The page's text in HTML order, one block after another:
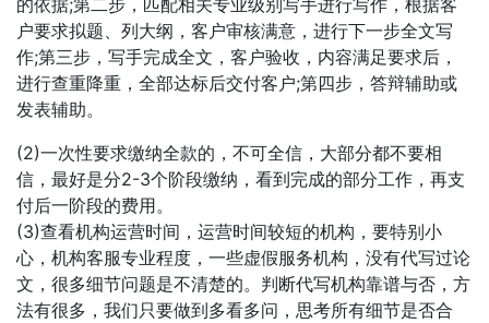
的依据;第二步，匹配相关专业级别写手进行写作，根据客
户要求拟题、列大纲，客户审核满意，进行下一步全文写
作;第三步，写手完成全文，客户验收，内容满足要求后，
进行查重降重，全部达标后交付客户;第四步，答辩辅助或
发表辅助。
(2)一次性要求缴纳全款的，不可全信，大部分都不要相
信，最好是分2-3个阶段缴纳，看到完成的部分工作，再支
付后一阶段的费用。
(3)查看机构运营时间，运营时间较短的机构，要特别小
心，机构客服专业程度，一些虚假服务机构，没有代写过论
文，很多细节问题是不清楚的。判断代写机构靠谱与否，方
法有很多，我们只要做到多看多问，思考所有细节是否合